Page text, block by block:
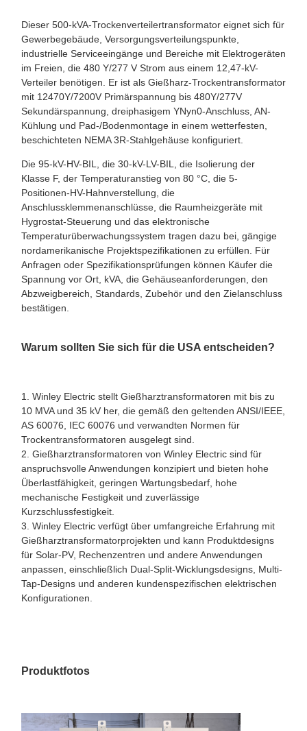
Dieser 500-kVA-Trockenverteilertransformator eignet sich für
Gewerbegebäude, Versorgungsverteilungspunkte,
industrielle Serviceeingänge und Bereiche mit Elektrogeräten
im Freien, die 480 Y/277 V Strom aus einem 12,47-kV-
Verteiler benötigen. Er ist als Gießharz-Trockentransformator
mit 12470Y/7200V Primärspannung bis 480Y/277V
Sekundärspannung, dreiphasigem YNyn0-Anschluss, AN-
Kühlung und Pad-/Bodenmontage in einem wetterfesten,
beschichteten NEMA 3R-Stahlgehäuse konfiguriert.
Die 95-kV-HV-BIL, die 30-kV-LV-BIL, die Isolierung der
Klasse F, der Temperaturanstieg von 80 °C, die 5-
Positionen-HV-Hahnverstellung, die
Anschlussklemmenanschlüsse, die Raumheizgeräte mit
Hygrostat-Steuerung und das elektronische
Temperaturüberwachungssystem tragen dazu bei, gängige
nordamerikanische Projektspezifikationen zu erfüllen. Für
Anfragen oder Spezifikationsprüfungen können Käufer die
Spannung vor Ort, kVA, die Gehäuseanforderungen, den
Abzweigbereich, Standards, Zubehör und den Zielanschluss
bestätigen.
Warum sollten Sie sich für die USA entscheiden?
1. Winley Electric stellt Gießharztransformatoren mit bis zu
10 MVA und 35 kV her, die gemäß den geltenden ANSI/IEEE,
AS 60076, IEC 60076 und verwandten Normen für
Trockentransformatoren ausgelegt sind.
2. Gießharztransformatoren von Winley Electric sind für
anspruchsvolle Anwendungen konzipiert und bieten hohe
Überlastfähigkeit, geringen Wartungsbedarf, hohe
mechanische Festigkeit und zuverlässige
Kurzschlussfestigkeit.
3. Winley Electric verfügt über umfangreiche Erfahrung mit
Gießharztransformatorprojekten und kann Produktdesigns
für Solar-PV, Rechenzentren und andere Anwendungen
anpassen, einschließlich Dual-Split-Wicklungsdesigns, Multi-
Tap-Designs und anderen kundenspezifischen elektrischen
Konfigurationen.
Produktfotos